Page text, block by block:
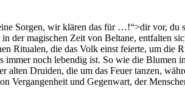
Sorgen, wir klären das für …!“>dir vor, du
der magischen Zeit von Beltane, entfalten
Ritualen, die das ​Volk ​einst ‌feierte, um die
noch lebendig ist. So wie ⁤die
alten Druiden, ​die um das Feuer tanzen,
Vergangenheit und Gegenwart, der